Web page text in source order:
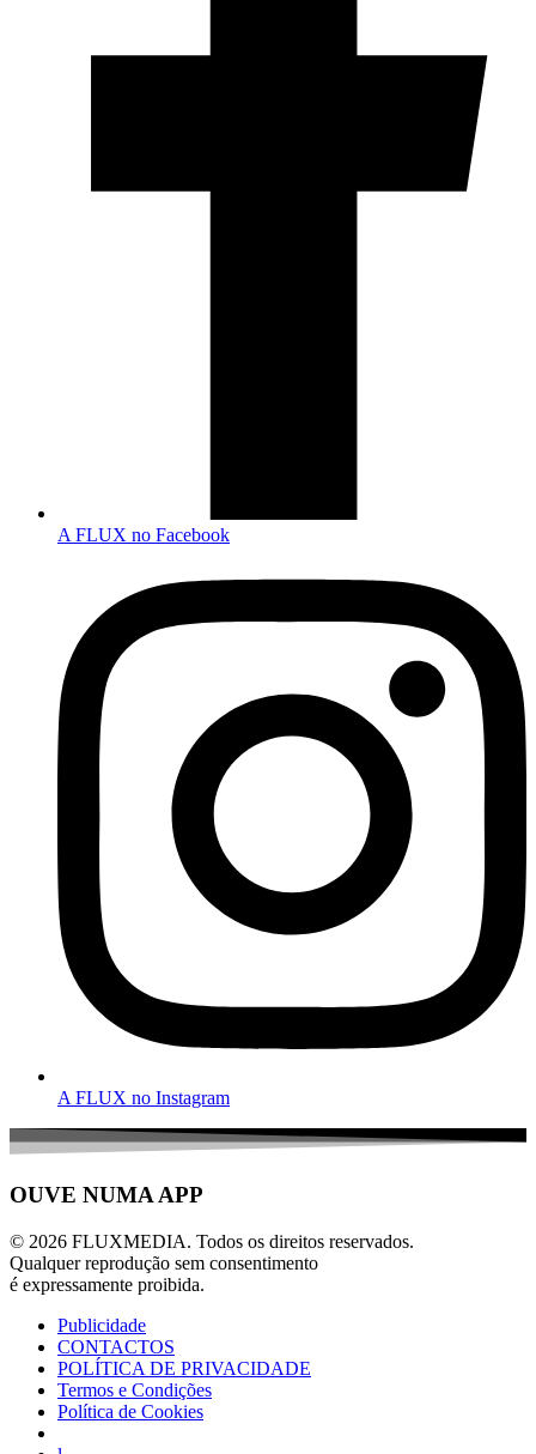
A FLUX no Facebook
A FLUX no Instagram
OUVE NUMA APP
© 2026 FLUXMEDIA. Todos os direitos reservados.
Qualquer reprodução sem consentimento
é expressamente proibida.
Publicidade
CONTACTOS
POLÍTICA DE PRIVACIDADE
Termos e Condições
Política de Cookies